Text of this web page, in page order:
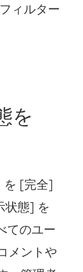
ィルター
を
を [完全]
状態] を
てのユー
メントや